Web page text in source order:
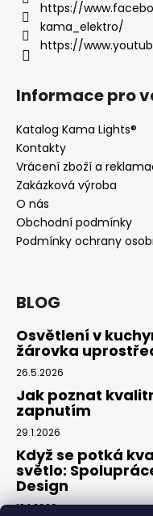
https://
kama_elektro/
https://
Informace pro
Katalog Kama Lights®
Kontakty
Vrácení zboží a
Zakázková výroba
O nás
Obchodní podmínky
Podmínky ochrany
BLOG
Osvětlení v
žárovka
26.5.2026
Jak poznat
zapnutím
29.1.2026
Když se potká
světlo:
Design
13.1.2026